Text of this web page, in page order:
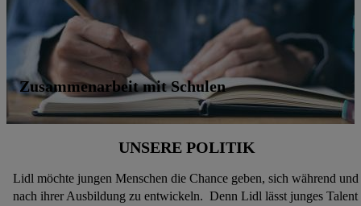
Zusammenarbeit mit Schulen
UNSERE POLITIK
Lidl möchte jungen Menschen die Chance geben, sich während und
nach ihrer Ausbildung zu entwickeln. Denn Lidl lässt junges Talent